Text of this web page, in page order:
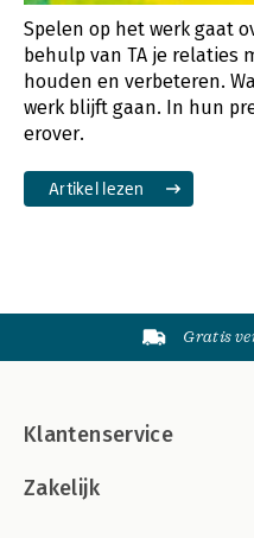
Spelen op het werk gaat
behulp van TA je relaties
houden en verbeteren.
werk blijft gaan. In hun
erover.
Artikel lezen
Gratis
Klantenservice
Zakelijk